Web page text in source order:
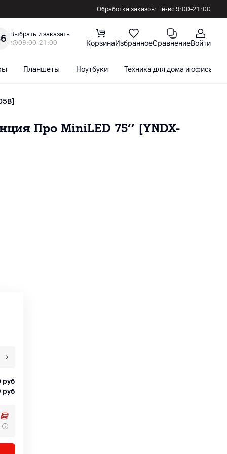
Обработка заказов: пн-вс 9:00–21:00
Выбрать и заказать
09:00-21:00
КорзинаИзбранноеСравнениеВойти
Планшеты Ноутбуки Техника для дома и офиса
Про MiniLED 75’’ [YNDX-
руб
руб